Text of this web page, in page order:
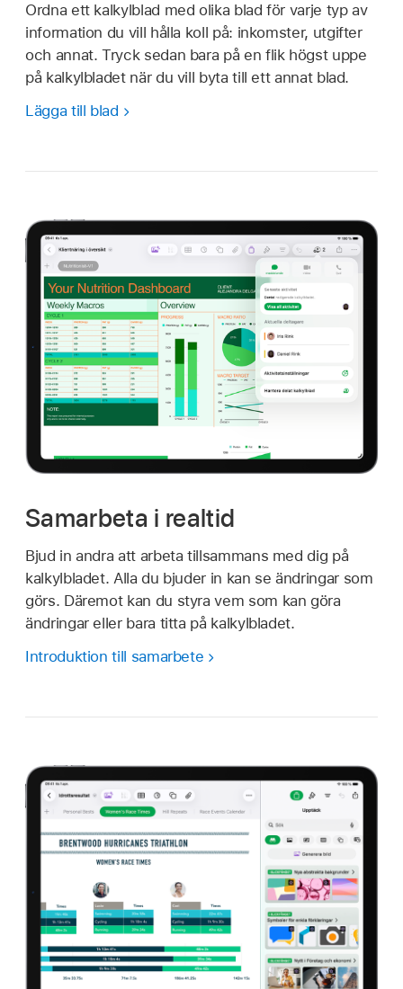
Ordna ett kalkylblad med olika blad för varje typ av
information du vill hålla koll på: inkomster, utgifter
och annat. Tryck sedan bara på en flik högst uppe
på kalkylbladet när du vill byta till ett annat blad.
Lägga till blad
Samarbeta i realtid
Bjud in andra att arbeta tillsammans med dig på
kalkylbladet. Alla du bjuder in kan se ändringar som
görs. Däremot kan du styra vem som kan göra
ändringar eller bara titta på kalkylbladet.
Introduktion till samarbete